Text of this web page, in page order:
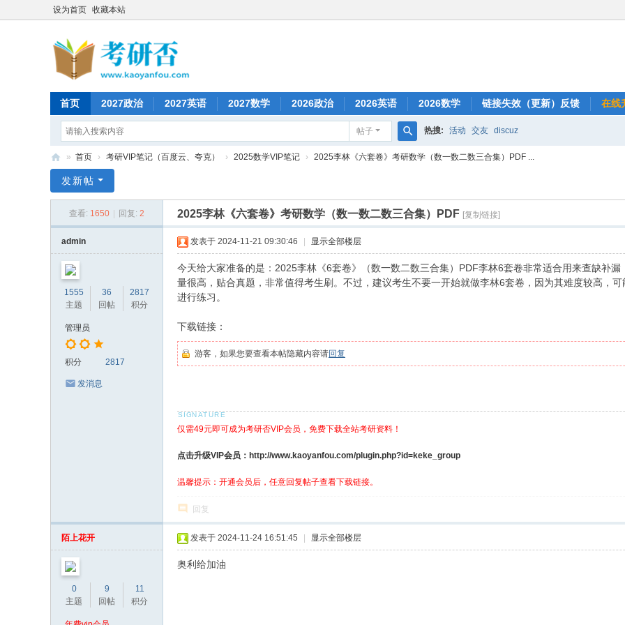
设为首页 收藏本站
首页 2027政治 2027英语 2027数学 2026政治 2026英语 2026数学 链接失效（更新）反馈 在线
帖子
搜
热搜: 活动 交友 discuz
研
» 首页 › 考研VIP笔记（百度云、夸克） › 2025数学VIP笔记 › 2025李林《六套卷》考研数学（数一数二数三合集）PDF ...
发新帖
查看: 1650 回复: 2 2025李林《六套卷》考研数学（数一数二数三合集）PDF [复制链接]
admin
1555
主题
36
回帖
2817
积分
管理员
积分 2817
发消息
发表于 2024-11-21 09:30:46 显示全部楼层
今天给大家准备的是：2025李林《6套卷》（数一数二数三合集）PDF李林6套卷非常适合用来查缺补
量很高，贴合真题，非常值得考生刷。不过，建议考生不要一开始就做李林6套卷，因为其难度较高，
进行练习。
下载链接：
游客，如果您要查看本帖隐藏内容请回复
仅需49元即可成为考研否VIP会员，免费下载全站考研资料！
点击升级VIP会员：http://www.kaoyanfou.com/plugin.php?id=keke_group
温馨提示：开通会员后，任意回复帖子查看下载链接。
回复
陌上花开
0
主题
9
回帖
11
积分
发表于 2024-11-24 16:51:45 显示全部楼层
奥利给加油